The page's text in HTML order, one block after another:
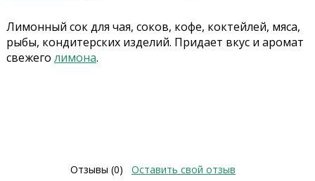
Лимонный сок для чая, соков, кофе, коктейлей, мяса,
рыбы, кондитерских изделий. Придает вкус и аромат
свежего лимона.
Отзывы (0) Оставить свой отзыв